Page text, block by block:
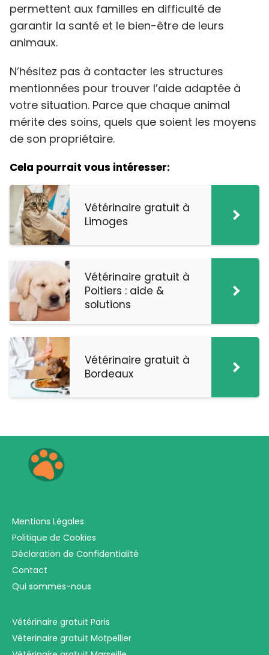
permettent aux familles en difficulté de
garantir la santé et le bien-être de leurs
animaux.
N’hésitez pas à contacter les structures
mentionnées pour trouver l’aide adaptée à
votre situation. Parce que chaque animal
mérite des soins, quels que soient les moyens
de son propriétaire.
Cela pourrait vous intéresser:
Vétérinaire gratuit à
Limoges
Vétérinaire gratuit à
Poitiers : aide &
solutions
Vétérinaire gratuit à
Bordeaux
Mentions Légales
Politique de Cookies
Déclaration de Confidentialité
Contact
Qui sommes-nous
Vétérinaire gratuit Paris
Véterinaire gratuit Motpellier